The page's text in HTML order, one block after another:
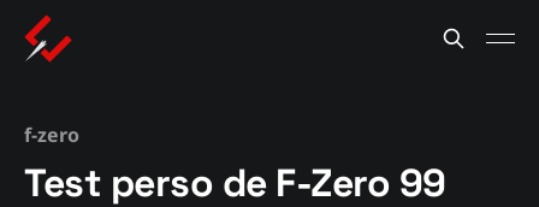
f-zero
Test perso de F-Zero 99